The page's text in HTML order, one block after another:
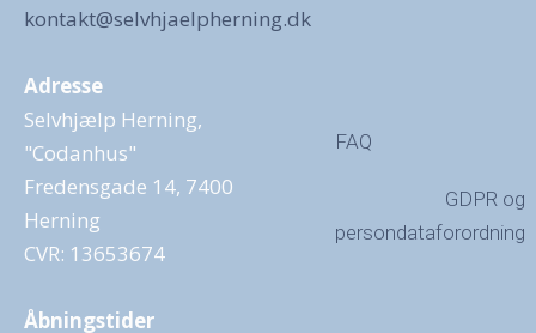
kontakt@selvhjaelpherning.dk
Adresse
Selvhjælp Herning,
"Codanhus"
Fredensgade 14, 7400
Herning
CVR: 13653674
Åbningstider
FAQ
GDPR og
persondataforordning